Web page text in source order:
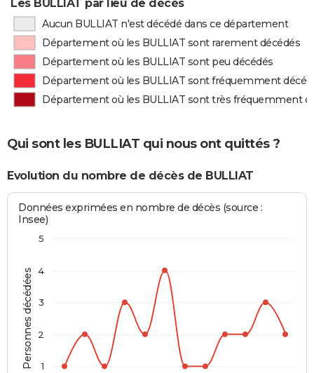
Les BULLIAT par lieu de décès
Aucun BULLIAT n'est décédé dans ce département
Département où les BULLIAT sont rarement décédés
Département où les BULLIAT sont peu décédés
Département où les BULLIAT sont fréquemment
Département où les BULLIAT sont très fréquemment
Qui sont les BULLIAT qui nous ont quittés ?
Evolution du nombre de décès de BULLIAT
Personnes décédées
Données exprimées en nombre de décès (source :
Insee)
1
2
3
4
5